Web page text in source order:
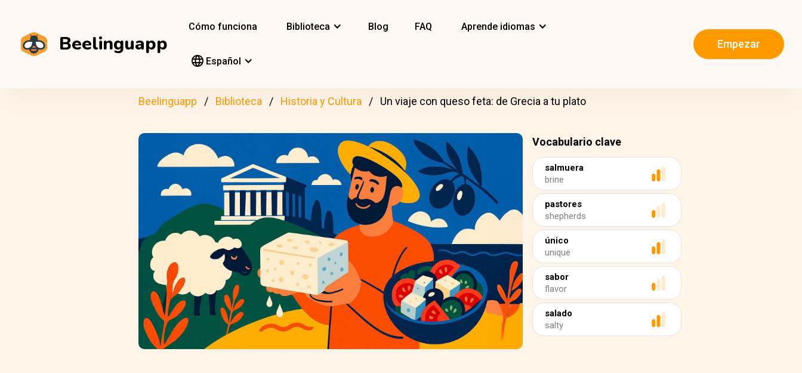
Beelinguapp
Cómo funciona Biblioteca Blog FAQ Aprende idiomas
Español
Empezar
Beelinguapp Biblioteca Historia y Cultura Un viaje con queso feta: de Grecia a tu plato
Vocabulario clave
salmuera
brine
pastores
shepherds
único
unique
sabor
flavor
salado
salty